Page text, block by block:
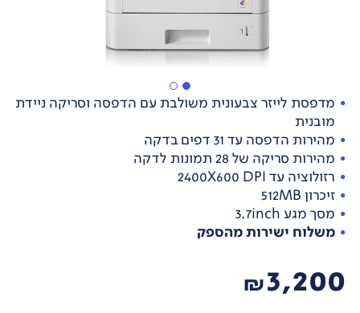
מדפסת לייזר צבעונית משולבת עם הדפסה וסריקה ניידת
מובנית
מהירות הדפסה עד 31 דפים בדקה
מהירות סריקה של 28 תמונות לדקה
רזולוציה עד 2400X600 DPI
זיכרון 512MB
מסך מגע 3.7inch
משלוח ישירות מהספק
3,200
₪